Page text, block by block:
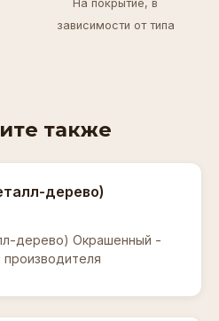
На покрытие, в
зависимости от типа
также
дерево)
дерево) Окрашенный -